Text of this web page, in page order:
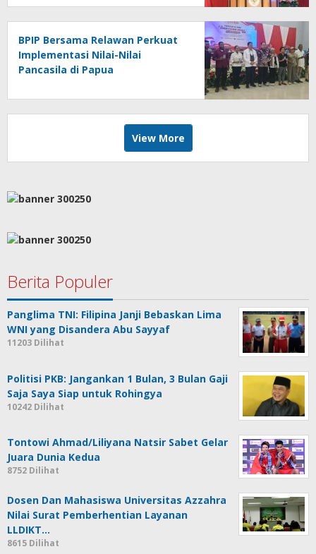
BPIP Bersama Relawan Perkuat
Implementasi Nilai-Nilai
Pancasila di Papua
View More
Berita Populer
Panglima TNI: Filipina Janji Bebaskan Lima
WNI yang Disandera Abu Sayyaf
11203 Dilihat
Politisi PKB: Jangankan 1 Bulan, 3 Bulan Gaji
Saja Saya Siap untuk Rohingya
10242 Dilihat
Tontowi Ahmad/Liliyana Natsir Sabet Gelar
Juara Dunia Kedua
8752 Dilihat
Dosen Dan Mahasiswa Universitas Azzahra
Nilai Surat Pemberhentian Layanan
LLDIKT…
8615 Dilihat